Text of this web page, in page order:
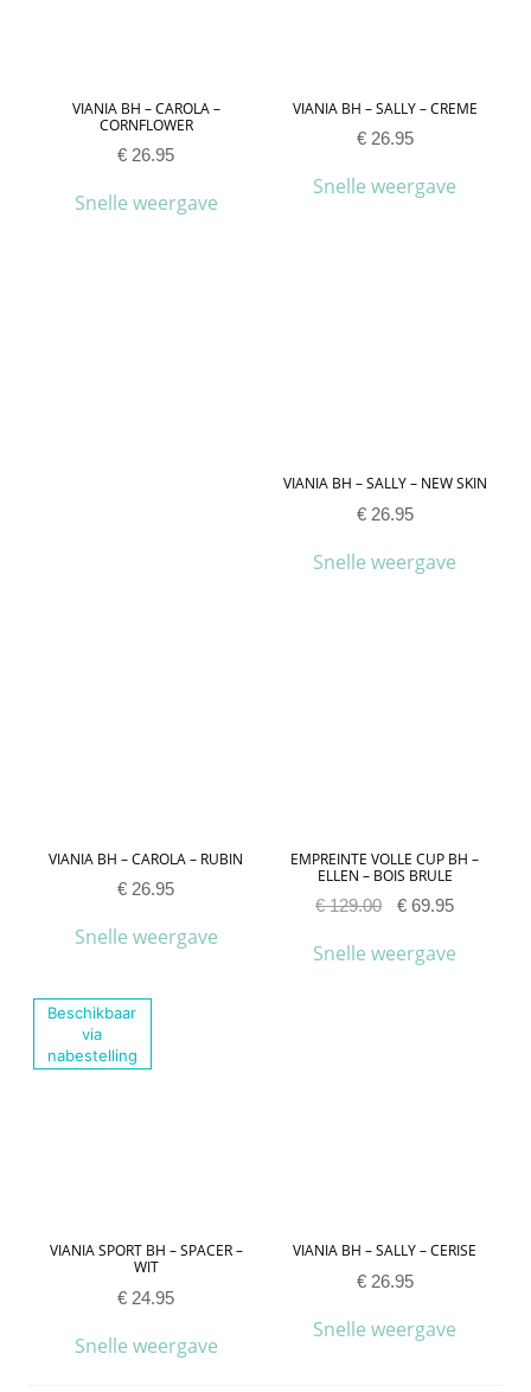
VIANIA BH – CAROLA –
CORNFLOWER
€ 26.95
Snelle weergave
VIANIA BH – SALLY – CREME
€26.95
Snelle weergave
VIANIA BH – SALLY – NEW SKIN
€26.95
Snelle weergave
VIANIA BH – CAROLA – RUBIN
€ 26.95
Snelle weergave
EMPREINTE VOLLE CUP BH –
ELLEN – BOIS BRULE
€129.00 € 69.95
Snelle weergave
VIANIA SPORT BH – SPACER –
WIT
Beschikbaar
via
nabestelling
€ 24.95
Snelle weergave
VIANIA BH – SALLY – CERISE
€26.95
Snelle weergave